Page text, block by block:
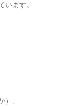
います。
）、